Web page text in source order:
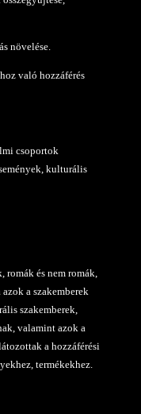
növelése.
való hozzáférés
csoportok
kulturális
és nem romák,
a szakemberek
szakemberek,
valamint azok a
a hozzáférési
termékekhez.